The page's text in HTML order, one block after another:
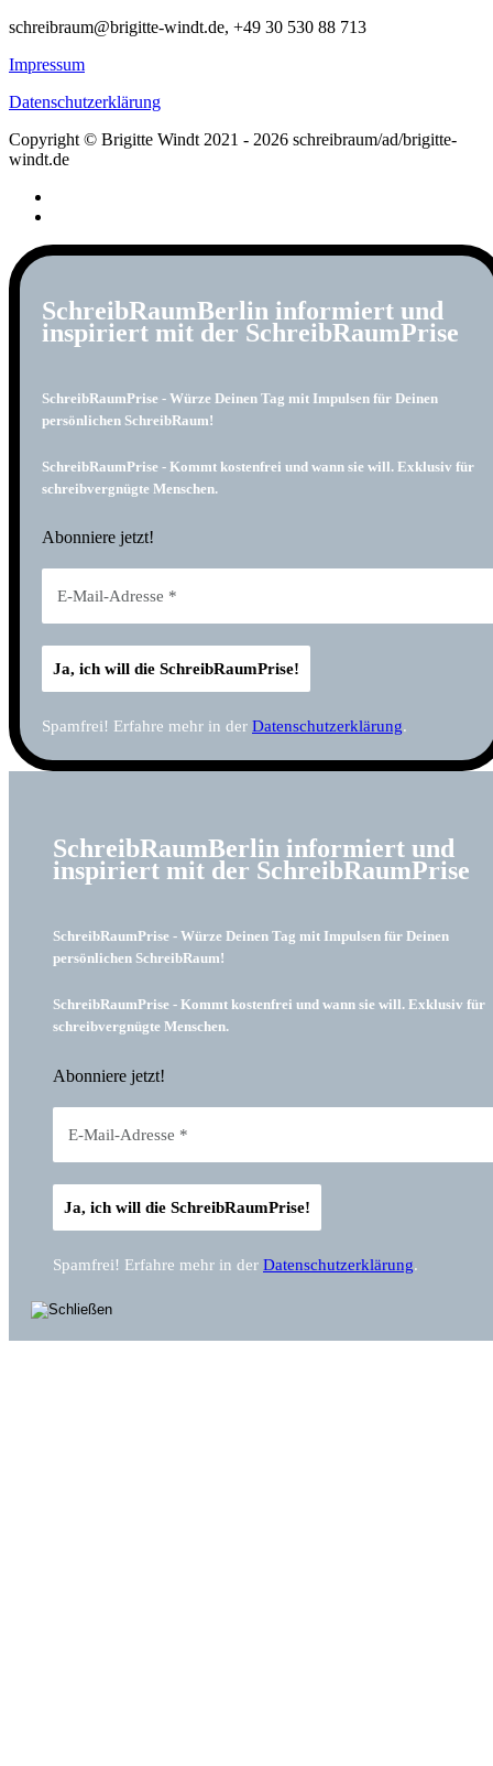
schreibraum@brigitte-windt.de, +49 30 530 88 713
Impressum
Datenschutzerklärung
Copyright © Brigitte Windt 2021 - 2026 schreibraum/ad/brigitte-
windt.de
SchreibRaumBerlin informiert und
inspiriert mit der SchreibRaumPrise
SchreibRaumPrise - Würze Deinen Tag mit Impulsen für Deinen
persönlichen SchreibRaum!
SchreibRaumPrise - Kommt kostenfrei und wann sie will. Exklusiv für
schreibvergnügte Menschen.
Abonniere jetzt!
Spamfrei! Erfahre mehr in der Datenschutzerklärung.
SchreibRaumBerlin informiert und
inspiriert mit der SchreibRaumPrise
SchreibRaumPrise - Würze Deinen Tag mit Impulsen für Deinen
persönlichen SchreibRaum!
SchreibRaumPrise - Kommt kostenfrei und wann sie will. Exklusiv für
schreibvergnügte Menschen.
Abonniere jetzt!
Spamfrei! Erfahre mehr in der Datenschutzerklärung.